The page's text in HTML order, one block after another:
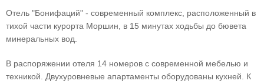
Отель "Бонифаций" - современный комплекс, расположенный в
тихой части курорта Моршин, в 15 минутах ходьбы до бювета
минеральных вод.
В распоряжении отеля 14 номеров с современной мебелью и
техникой. Двухуровневые апартаменты оборудованы кухней. К